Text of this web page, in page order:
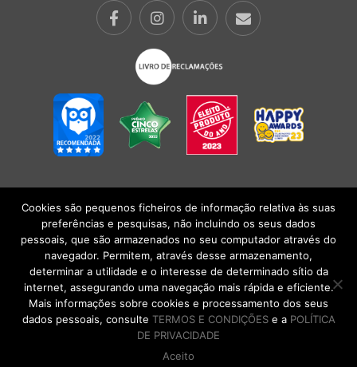
POLÍTICA DE PRIVACIDADE|TERMOS E CONDIÇÕESlCONDIÇÕES
GERAIS DE VENDA| Alberto Oculista, SA 2026. Todos os direitos reservados.
Cookies são pequenos ficheiros de informação relativa às suas
preferências e pesquisas, não incluindo os seus dados
pessoais, que são armazenados no seu computador através do
navegador. Permitem, através desse armazenamento,
determinar a utilidade e o interesse de determinado sítio da
internet, assegurando uma navegação mais rápida e eficiente.
Mais informações sobre cookies e processamento dos seus
dados pessoais, consulte TERMOS E CONDIÇÕESe a POLÍTICA
DE PRIVACIDADE
Aceito